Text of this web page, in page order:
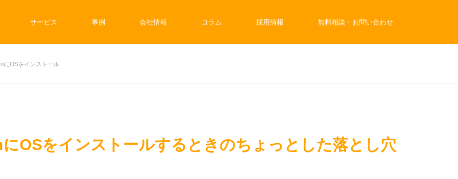
サービス 事例 会社情報 コラム 採用情報 無料相談・お問い合わせ
にOSをインストール…
OSをインストールするときのちょっとした落とし穴